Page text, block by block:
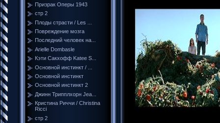
Призрак Оперы 1943
стр 2
Плоды страсти / Les ...
Повреждение мозга
Последний человек на...
Arielle Dombasle
Кэти Сакхофф Katee S...
Основной инстинкт / ...
Основной инстинкт
Основной инстинкт 2
Джинн Трипплхорн Jea...
Кристина Риччи / Christina
Ricci
стр 2